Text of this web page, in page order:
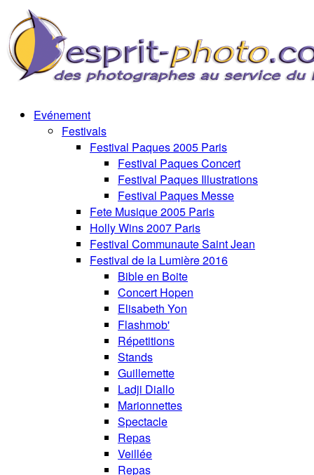
Evénement
Festivals
Festival Paques 2005 Paris
Festival Paques Concert
Festival Paques Illustrations
Festival Paques Messe
Fete Musique 2005 Paris
Holly Wins 2007 Paris
Festival Communaute Saint Jean
Festival de la Lumière 2016
Bible en Boite
Concert Hopen
Elisabeth Yon
Flashmob'
Répetitions
Stands
Guillemette
Ladji Diallo
Marionnettes
Spectacle
Repas
Veillée
Repas